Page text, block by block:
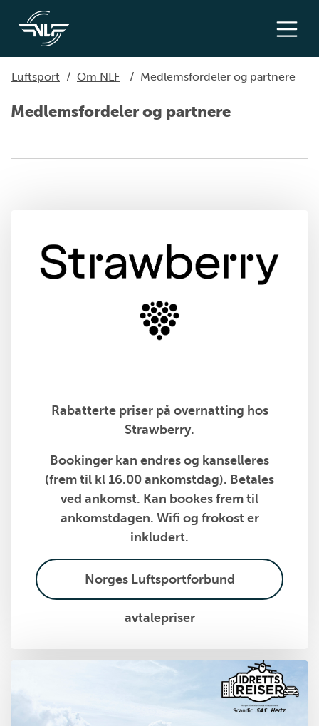
Luftsport / Om NLF / Medlemsfordeler og partnere
Medlemsfordeler og partnere
Rabatterte priser på overnatting hos
Strawberry.
Bookinger kan endres og kanselleres
(frem til kl 16.00 ankomstdag). Betales
ved ankomst. Kan bookes frem til
ankomstdagen. Wifi og frokost er
inkludert.
Norges Luftsportforbund
avtalepriser